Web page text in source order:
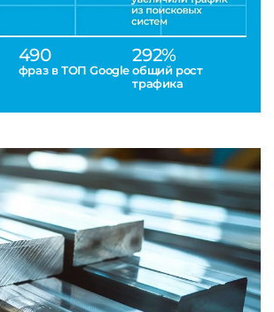
490
фраз в ТОП Google
292%
общий рост
трафика